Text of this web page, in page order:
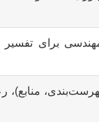
برای تفسیر
فهرست‌بندی،